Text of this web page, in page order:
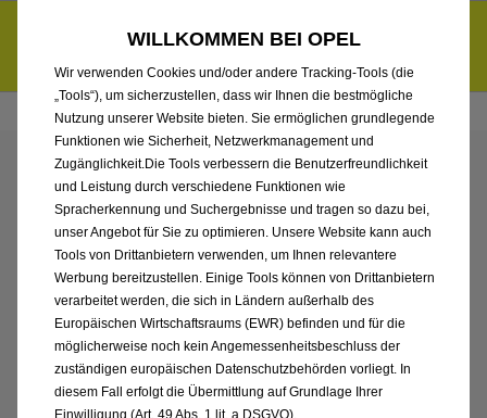
6.000 € staatliche Förderungsprämie für E-Autos und Plug-in-
Hybride. Mehr erfahren >>
ENTDECKEN SIE ALLE
FRONTERA MIT
ELEKTRO ANTRIEB VON
AUTOHAUS HERMANN
KRÖGER GMBH
WILLKOMMEN BEI OPEL
Wir verwenden Cookies und/oder andere Tracking-Tools (die
„Tools“), um sicherzustellen, dass wir Ihnen die bestmögliche
Nutzung unserer Website bieten. Sie ermöglichen grundlegende
Funktionen wie Sicherheit, Netzwerkmanagement und
Zugänglichkeit.Die Tools verbessern die Benutzerfreundlichkeit
und Leistung durch verschiedene Funktionen wie
Spracherkennung und Suchergebnisse und tragen so dazu bei,
unser Angebot für Sie zu optimieren. Unsere Website kann auch
Tools von Drittanbietern verwenden, um Ihnen relevantere
Werbung bereitzustellen. Einige Tools können von Drittanbietern
verarbeitet werden, die sich in Ländern außerhalb des
Europäischen Wirtschaftsraums (EWR) befinden und für die
möglicherweise noch kein Angemessenheitsbeschluss der
zuständigen europäischen Datenschutzbehörden vorliegt. In
diesem Fall erfolgt die Übermittlung auf Grundlage Ihrer
Einwilligung (Art. 49 Abs. 1 lit. a DSGVO).